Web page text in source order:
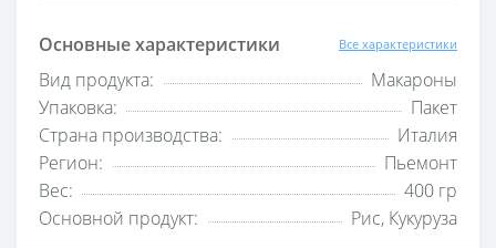
Основные характеристики Все характеристики
Вид продукта:
Макароны
Упаковка:
Пакет
Страна производства:
Италия
Регион:
Пьемонт
Вес:
400 гр
Основной продукт:
Рис, Кукуруза